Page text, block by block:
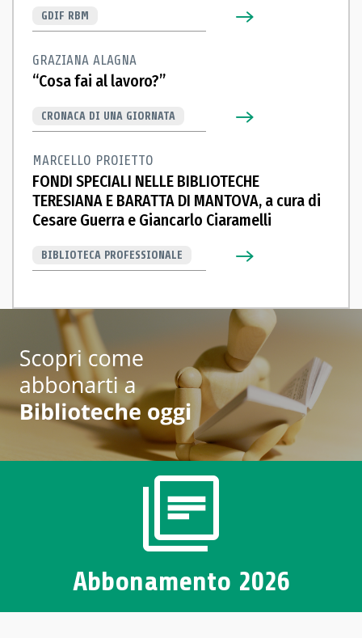
GDIF RBM
GRAZIANA ALAGNA
“Cosa fai al lavoro?”
CRONACA DI UNA GIORNATA
MARCELLO PROIETTO
FONDI SPECIALI NELLE BIBLIOTECHE
TERESIANA E BARATTA DI MANTOVA, a cura di
Cesare Guerra e Giancarlo Ciaramelli
BIBLIOTECA PROFESSIONALE
Accedi
Abbonamento 2026